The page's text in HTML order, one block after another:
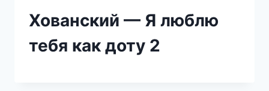
Хованский — Я люблю
тебя как доту 2